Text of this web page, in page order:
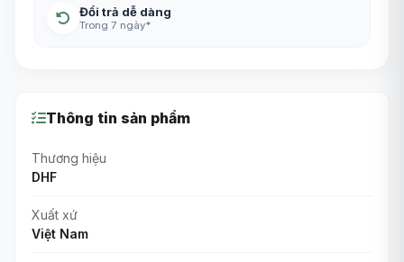
Đổi trả dễ dàng
Trong 7 ngày*
Thông tin sản phẩm
Thương hiệu
DHF
Xuất xứ
Việt Nam